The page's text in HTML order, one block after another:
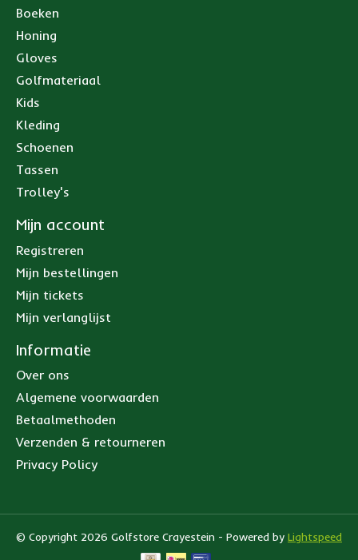
Boeken
Honing
Gloves
Golfmateriaal
Kids
Kleding
Schoenen
Tassen
Trolley's
Mijn account
Registreren
Mijn bestellingen
Mijn tickets
Mijn verlanglijst
Informatie
Over ons
Algemene voorwaarden
Betaalmethoden
Verzenden & retourneren
Privacy Policy
© Copyright 2026 Golfstore Crayestein - Powered by Lightspeed